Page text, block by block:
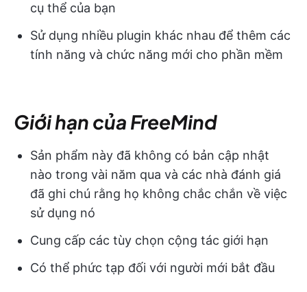
cụ thể của bạn
Sử dụng nhiều plugin khác nhau để thêm các
tính năng và chức năng mới cho phần mềm
Giới hạn của FreeMind
Sản phẩm này đã không có bản cập nhật
nào trong vài năm qua và các nhà đánh giá
đã ghi chú rằng họ không chắc chắn về việc
sử dụng nó
Cung cấp các tùy chọn cộng tác giới hạn
Có thể phức tạp đối với người mới bắt đầu